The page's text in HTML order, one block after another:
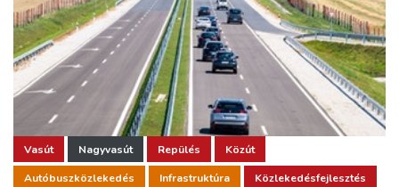
KÖZLEKEDÉSFEJLESZTÉS
ELLÁTÁSI LÁNC
ZÖLDÚT
Vasút Nagyvasút Repülés Közút
Autóbuszközlekedés Infrastruktúra Közlekedésfejlesztés